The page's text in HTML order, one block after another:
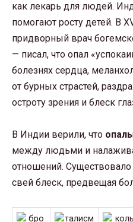
как лекарь для людей.
помогают росту детей. В
придворный врач
— писал, что опал
болезнях сердца,
от бурных страстей,
остроту зрения и блеск
В Индии верили, что
между людьми и
отношений.
свей блеск, предвещая